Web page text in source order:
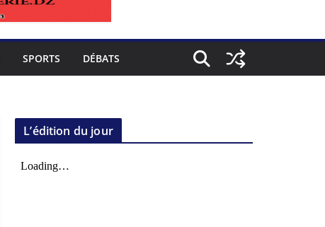
SPORTS DÉBATS
L’édition du jour